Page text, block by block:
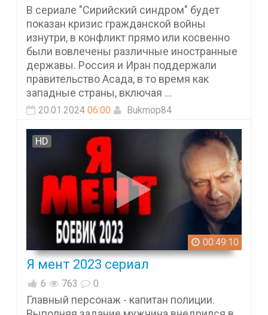
В сериале "Сирийский синдром" будет
показан кризис гражданской войны
изнутри, в конфликт прямо или косвенно
были вовлечены различные иностранные
державы. Россия и Иран поддержали
правительство Асада, в то время как
западные страны, включая ...
20.01.2024 06:00 Bukmop84
00:49:10
HD
Я мент 2023 сериал
6 763 0
Главный персонаж - капитан полиции.